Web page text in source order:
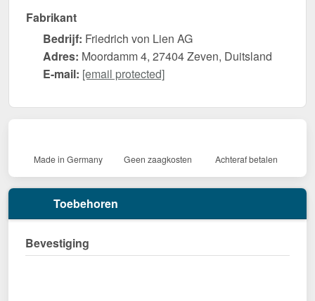
Fabrikant
Bedrijf: Friedrich von Lien AG
Adres: Moordamm 4, 27404 Zeven, Duitsland
E-mail: [email protected]
Made in Germany Geen zaagkosten Achteraf betalen
Toebehoren
Bevestiging